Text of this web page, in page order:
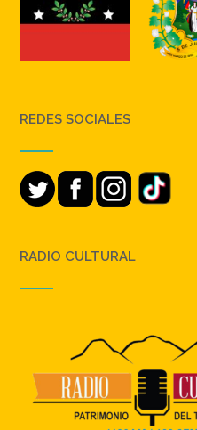
REDES SOCIALES
RADIO CULTURAL